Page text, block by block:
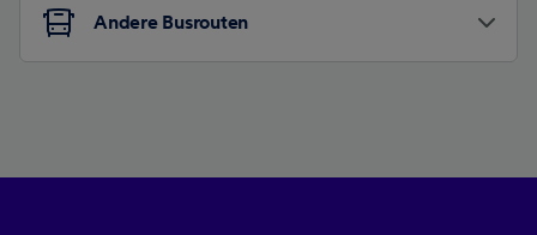
Andere Busrouten